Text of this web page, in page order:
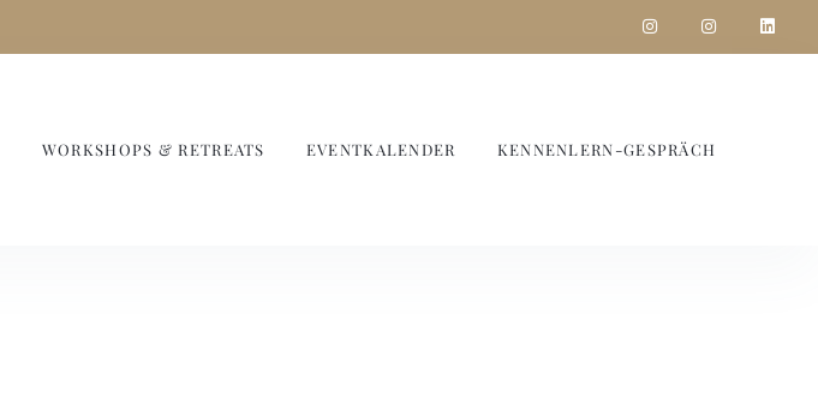
WORKSHOPS & RETREATS EVENTKALENDER KENNENLERN-GESPRÄCH